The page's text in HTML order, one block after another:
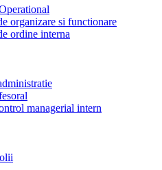
organizare si functionare
ordine interna
managerial intern